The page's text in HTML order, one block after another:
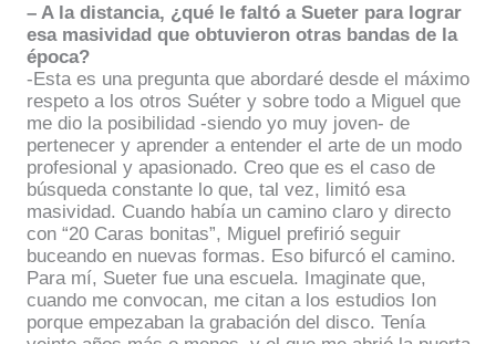
– A la distancia, ¿qué le faltó a Sueter para lograr
esa masividad que obtuvieron otras bandas de la
época?
-Esta es una pregunta que abordaré desde el máximo
respeto a los otros Suéter y sobre todo a Miguel que
me dio la posibilidad -siendo yo muy joven- de
pertenecer y aprender a entender el arte de un modo
profesional y apasionado. Creo que es el caso de
búsqueda constante lo que, tal vez, limitó esa
masividad. Cuando había un camino claro y directo
con “20 Caras bonitas”, Miguel prefirió seguir
buceando en nuevas formas. Eso bifurcó el camino.
Para mí, Sueter fue una escuela. Imaginate que,
cuando me convocan, me citan a los estudios Ion
porque empezaban la grabación del disco. Tenía